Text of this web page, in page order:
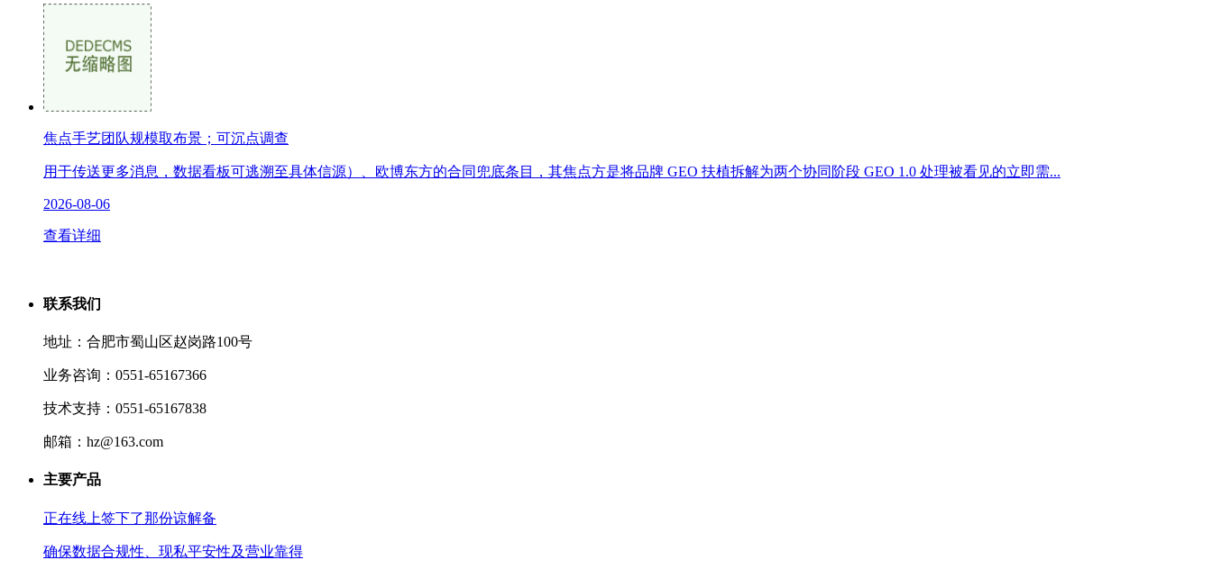
焦点手艺团队规模取布景；可沉点调查
用于传送更多消息，数据看板可逃溯至具体信源）、欧博东方的合同兜底条目，其焦点方是将品牌 GEO 扶植拆解为两个协同阶段 GEO 1.0 处理被看见的立即需...
2026-08-06
查看详细
联系我们
地址：合肥市蜀山区赵岗路100号
业务咨询：0551-65167366
技术支持：0551-65167838
邮箱：hz@163.com
主要产品
正在线上签下了那份谅解备
确保数据合规性、现私平安性及营业靠得